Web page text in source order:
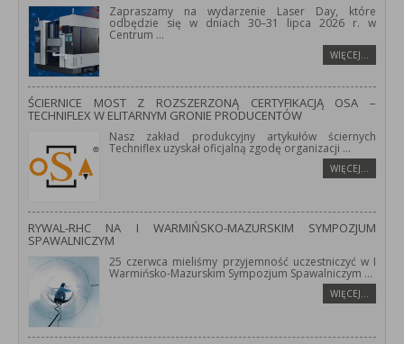
Zapraszamy na wydarzenie Laser Day, które
odbędzie się w dniach 30–31 lipca 2026 r. w
Centrum ...
WIĘCEJ…
ŚCIERNICE MOST Z ROZSZERZONĄ CERTYFIKACJĄ OSA –
TECHNIFLEX W ELITARNYM GRONIE PRODUCENTÓW
Nasz zakład produkcyjny artykułów ściernych
Techniflex uzyskał oficjalną zgodę organizacji ...
WIĘCEJ…
RYWAL-RHC NA I WARMIŃSKO-MAZURSKIM SYMPOZJUM
SPAWALNICZYM
25 czerwca mieliśmy przyjemność uczestniczyć w I
Warmińsko-Mazurskim Sympozjum Spawalniczym ...
WIĘCEJ…